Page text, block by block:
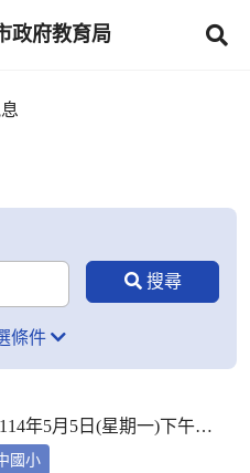
政府教育局
條件
臺中市東區臺中國小謹訂於114年5月5日(星期一)下午2時10分於本校校長室，召開教評會審查114學年度市內介聘調入本校教師資格
國小